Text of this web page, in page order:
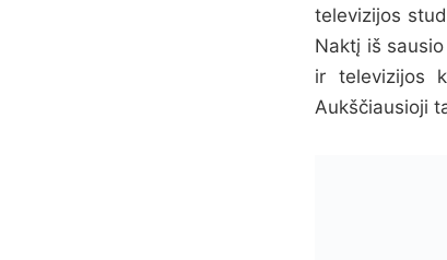
televizijos
Naktį iš
ir televizijos
Aukščiausioji